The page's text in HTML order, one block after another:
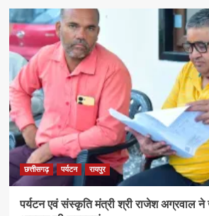
के
दर्शन
के
लिए
रवाना
रजत
पदक
विजेता
ज्ञानेश्वरी
यादव
शिक्षा
मंत्री
गजेंद्र
यादव
ने
की
छत्तीसगढ़ पर्यटन रायपुर
पर्यटन एवं संस्कृति मंत्री श्री राजेश अग्रवाल ने